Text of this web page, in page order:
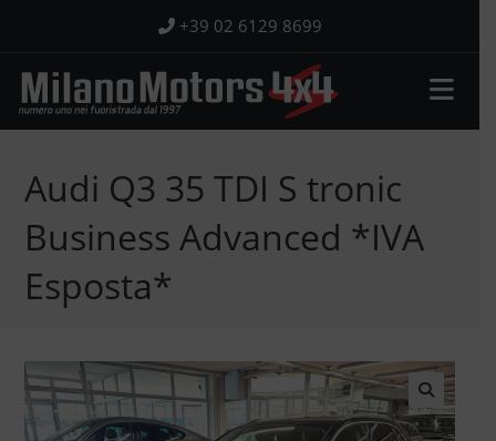
contenuto
+39 02 6129 8699
Audi Q3 35 TDI S tronic
Business Advanced *IVA
Esposta*
🔍